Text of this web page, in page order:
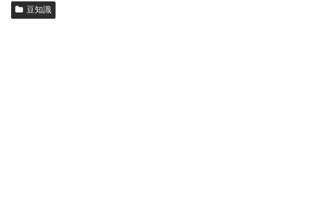
豆知識